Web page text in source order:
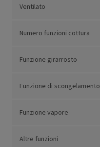
Ventilato
Numero funzioni cottura
Funzione girarrosto
Funzione di scongelamento
Funzione vapore
Altre funzioni